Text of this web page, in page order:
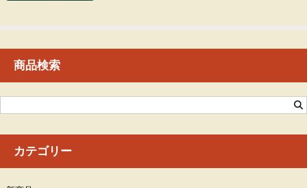
商品検索
カテゴリー